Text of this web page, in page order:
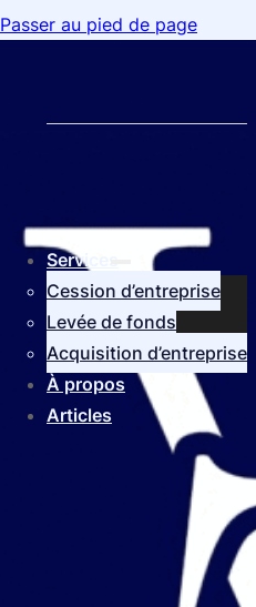
Passer au pied de page
Services
Cession d’entreprise
Levée de fonds
Acquisition d’entreprise
À propos
Articles